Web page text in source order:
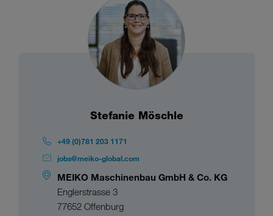
Stefanie Möschle
+49 (0)781 203 1171
jobs@meiko-global.com
MEIKO Maschinenbau GmbH & Co. KG
Englerstrasse 3
77652 Offenburg